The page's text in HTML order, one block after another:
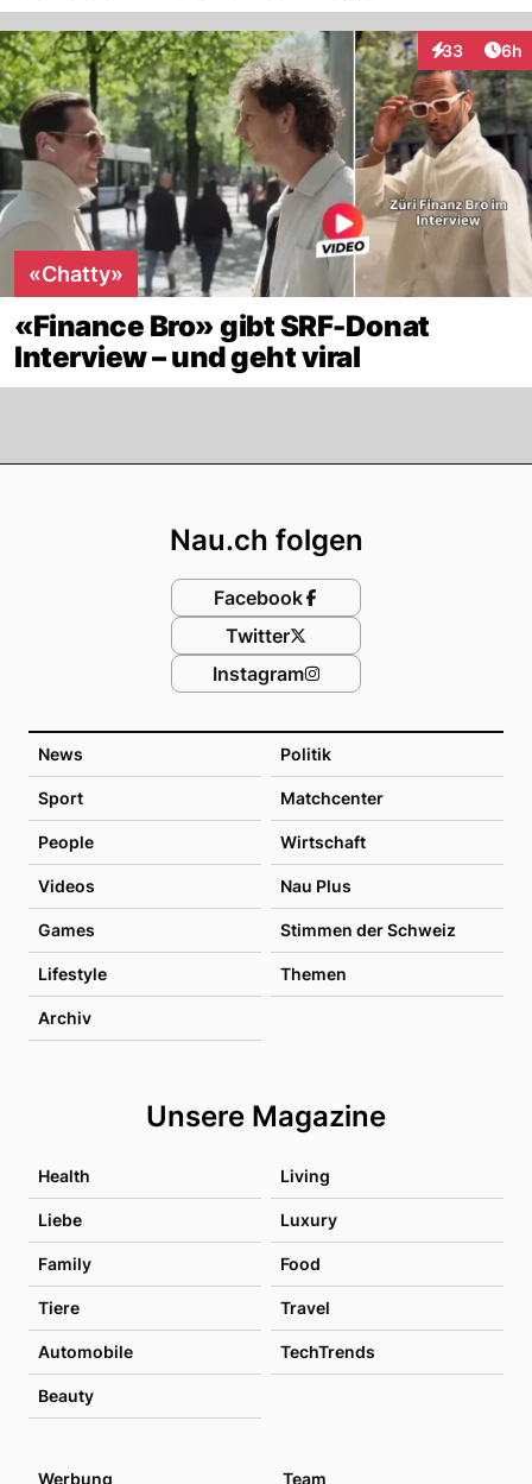
33
Interaktionen
6h
«Chatty»
«Finance Bro» gibt SRF-Donat
Interview – und geht viral
News Politik
Sport Matchcenter
People Wirtschaft
Videos Nau Plus
Games Stimmen der Schweiz
Lifestyle Themen
Archiv
Unsere Magazine
Health Living
Liebe Luxury
Family Food
Tiere Travel
Automobile TechTrends
Beauty
Nau.ch folgen
Facebook
Twitter
Instagram
Werbung Team